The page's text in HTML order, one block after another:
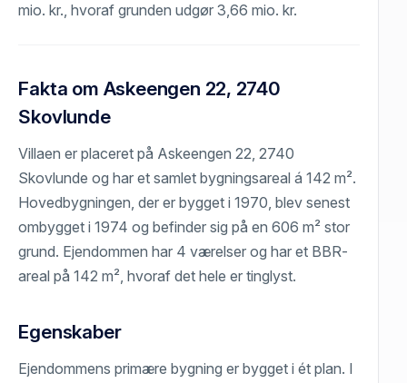
mio. kr., hvoraf grunden udgør 3,66 mio. kr.
Fakta om Askeengen 22, 2740
Skovlunde
Villaen er placeret på Askeengen 22, 2740
Skovlunde og har et samlet bygningsareal á 142 m².
Hovedbygningen, der er bygget i 1970, blev senest
ombygget i 1974 og befinder sig på en 606 m² stor
grund. Ejendommen har 4 værelser og har et BBR-
areal på 142 m², hvoraf det hele er tinglyst.
Egenskaber
Ejendommens primære bygning er bygget i ét plan. I